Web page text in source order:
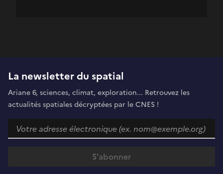
La newsletter du spatial
Ariane 6, sciences, climat, exploration... Retrouvez les
actualités spatiales décryptées par le CNES !